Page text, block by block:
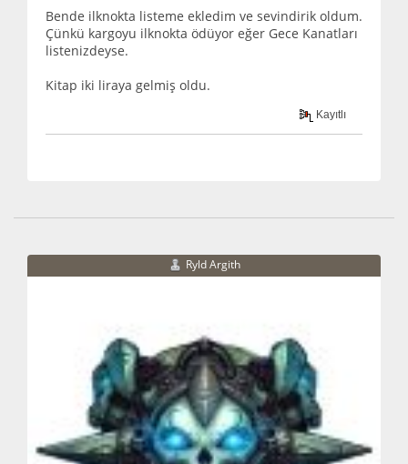
Bende ilknokta listeme ekledim ve sevindirik oldum.
Çünkü kargoyu ilknokta ödüyor eğer Gece Kanatları
listenizdeyse.
Kitap iki liraya gelmiş oldu.
Kayıtlı
Ryld Argith